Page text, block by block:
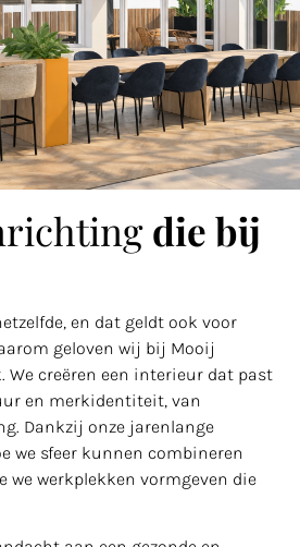
die bij
en dat geldt ook voor
geloven wij bij Mooij
We creëren een interieur dat past
en merkidentiteit, van
Dankzij onze jarenlange
we sfeer kunnen combineren
we werkplekken vormgeven die